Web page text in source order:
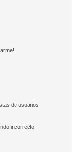
de usuarios
incorrecto!